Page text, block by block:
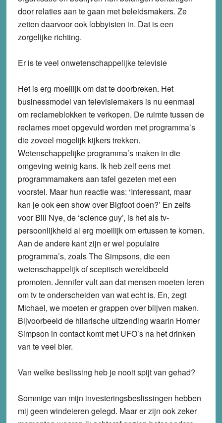
door relaties aan te gaan met beleidsmakers. Ze
zetten daarvoor ook lobbyisten in. Dat is een
zorgelijke richting.
Er is te veel onwetenschappelijke televisie
Het is erg moeilijk om dat te doorbreken. Het
businessmodel van televisiemakers is nu eenmaal
om reclameblokken te verkopen. De ruimte tussen de
reclames moet opgevuld worden met programma’s
die zoveel mogelijk kijkers trekken.
Wetenschappelijke programma’s maken in die
omgeving weinig kans. Ik heb zelf eens met
programmamakers aan tafel gezeten met een
voorstel. Maar hun reactie was: ‘Interessant, maar
kan je ook een show over Bigfoot doen?’ En zelfs
voor Bill Nye, de ‘science guy’, is het als tv-
persoonlijkheid al erg moeilijk om ertussen te komen.
Aan de andere kant zijn er wel populaire
programma’s, zoals The Simpsons, die een
wetenschappelijk of sceptisch wereldbeeld
promoten. Jennifer vult aan dat mensen moeten leren
om tv te onderscheiden van wat echt is. En, zegt
Michael, we moeten er grappen over blijven maken.
Bijvoorbeeld de hilarische uitzending waarin Homer
Simpson in contact komt met UFO’s na het drinken
van te veel bier.
Van welke beslissing heb je nooit spijt van gehad?
Sommige van mijn investeringsbeslissingen hebben
mij geen windeieren gelegd. Maar er zijn ook zeker